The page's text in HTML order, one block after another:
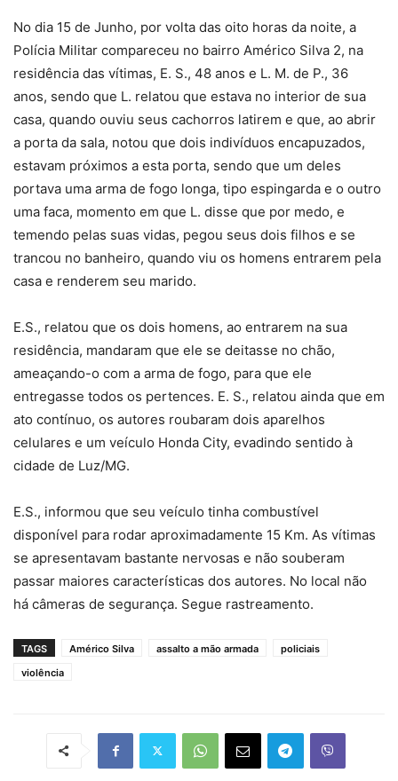
No dia 15 de Junho, por volta das oito horas da noite, a
Polícia Militar compareceu no bairro Américo Silva 2, na
residência das vítimas, E. S., 48 anos e L. M. de P., 36
anos, sendo que L. relatou que estava no interior de sua
casa, quando ouviu seus cachorros latirem e que, ao abrir
a porta da sala, notou que dois indivíduos encapuzados,
estavam próximos a esta porta, sendo que um deles
portava uma arma de fogo longa, tipo espingarda e o outro
uma faca, momento em que L. disse que por medo, e
temendo pelas suas vidas, pegou seus dois filhos e se
trancou no banheiro, quando viu os homens entrarem pela
casa e renderem seu marido.
E.S., relatou que os dois homens, ao entrarem na sua
residência, mandaram que ele se deitasse no chão,
ameaçando-o com a arma de fogo, para que ele
entregasse todos os pertences. E. S., relatou ainda que em
ato contínuo, os autores roubaram dois aparelhos
celulares e um veículo Honda City, evadindo sentido à
cidade de Luz/MG.
E.S., informou que seu veículo tinha combustível
disponível para rodar aproximadamente 15 Km. As vítimas
se apresentavam bastante nervosas e não souberam
passar maiores características dos autores. No local não
há câmeras de segurança. Segue rastreamento.
TAGS Américo Silva assalto a mão armada
policiais
violência